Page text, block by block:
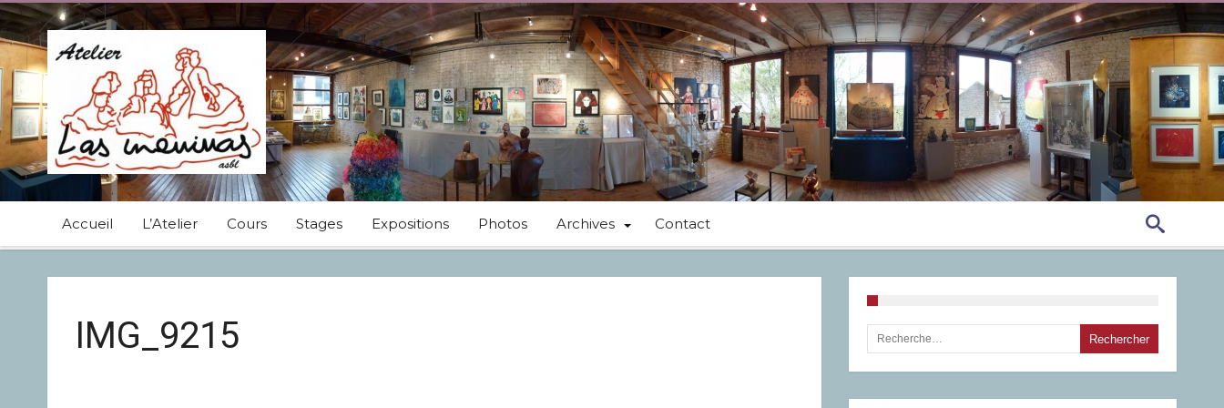
Accueil L’Atelier Cours Stages Expositions Photos Archives Contact
IMG_9215 Rechercher :